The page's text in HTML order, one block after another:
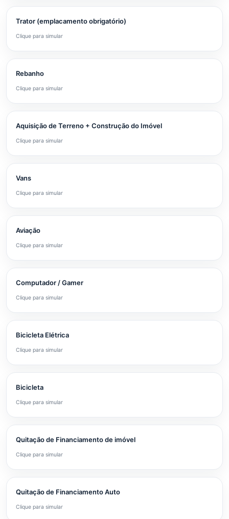
Trator (emplacamento obrigatório)
Clique para simular
Rebanho
Clique para simular
Aquisição de Terreno + Construção do Imóvel
Clique para simular
Vans
Clique para simular
Aviação
Clique para simular
Computador / Gamer
Clique para simular
Bicicleta Elétrica
Clique para simular
Bicicleta
Clique para simular
Quitação de Financiamento de imóvel
Clique para simular
Quitação de Financiamento Auto
Clique para simular